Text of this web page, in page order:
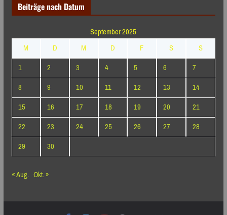
Beiträge nach Datum
September 2025
M
D M D F S
S
1
2 3 4 5 6
7
8
9 10 11 12 13
14
15
16 17 18 19 20
21
22
23 24 25 26 27
28
29
30
« Aug. Okt. »